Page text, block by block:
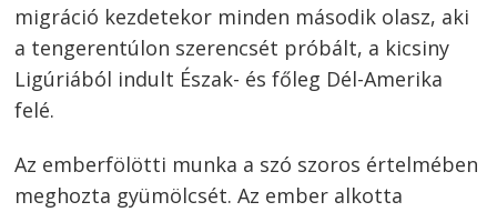
migráció kezdetekor minden második olasz, aki
a tengerentúlon szerencsét próbált, a kicsiny
Ligúriából indult Észak- és főleg Dél-Amerika
felé.
Az emberfölötti munka a szó szoros értelmében
meghozta gyümölcsét. Az ember alkotta
Bejegyzés